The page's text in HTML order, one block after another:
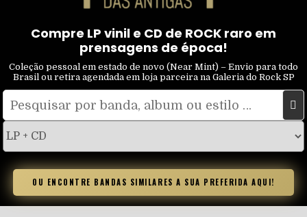
Compre LP vinil e CD de ROCK raro em
prensagens de época!
Coleção pessoal em estado de novo (Near Mint) – Envio para todo
Brasil ou retira agendada em loja parceira na Galeria do Rock SP
Pesquisar
tipo
OU ENCONTRE BANDAS SIMILARES A SUA PREFERIDA AQUI!